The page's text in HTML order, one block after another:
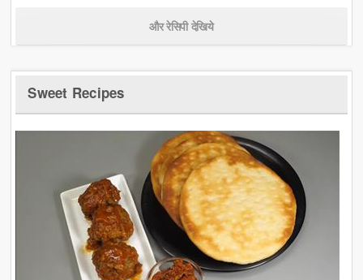
और रेसिपी देखिये
Sweet Recipes